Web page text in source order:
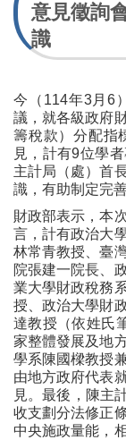
意見徵詢
識
今（114年3月6
議，就各級政府
籌稅款）分配指
見，計有9位學
主計局（處）首
識，有助制定完
財政部表示，本
言，計有政治大
林常青教授、臺
院張建一院長、
業大學財政稅務
授、政治大學財
達教授（依姓氏
家整體發展及地
學系陳國樑教授
由地方政府代表
見。最後，陳主
收支劃分法修正
中央施政量能，